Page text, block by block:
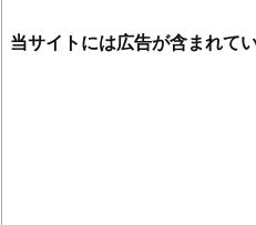
当サイトには広告が含まれてい